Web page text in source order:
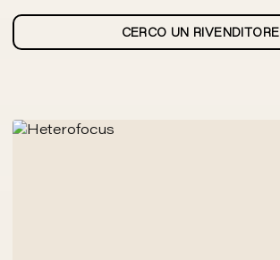
CERCO UN RIVENDITORE